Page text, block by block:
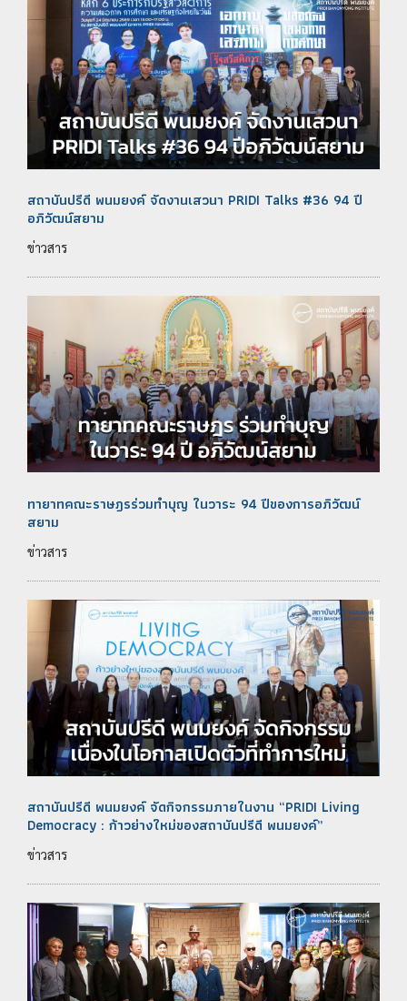
สถาบันปรีดี พนมยงค์ จัดงานเสวนา PRIDI Talks #36 94 ปี
อภิวัฒน์สยาม
ข่าวสาร
ทายาทคณะราษฎรร่วมทำบุญ ในวาระ 94 ปีของการอภิวัฒน์
สยาม
ข่าวสาร
สถาบันปรีดี พนมยงค์ จัดกิจกรรมภายในงาน “PRIDI Living
Democracy : ก้าวย่างใหม่ของสถาบันปรีดี พนมยงค์”
ข่าวสาร